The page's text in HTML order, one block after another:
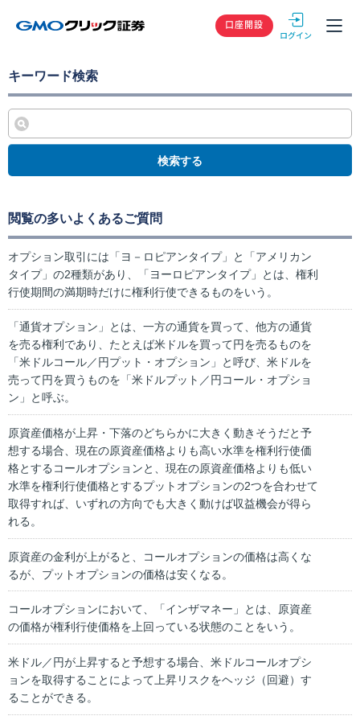
GMOクリック
口座開設
キーワード検索
検索する
閲覧の多いよくあるご質問
オプション取引には「ヨ－ロピアンタイプ」と「アメリカン
タイプ」の2種類があり、「ヨーロピアンタイプ」とは、権利
行使期間の満期時だけに権利行使できるものをいう。
「通貨オプション」とは、一方の通貨を買って、他方の通貨
を売る権利であり、たとえば米ドルを買って円を売るものを
「米ドルコール／円プット・オプション」と呼び、米ドルを
売って円を買うものを「米ドルプット／円コール・オプショ
ン」と呼ぶ。
原資産価格が上昇・下落のどちらかに大きく動きそうだと予
想する場合、現在の原資産価格よりも高い水準を権利行使価
格とするコールオプションと、現在の原資産価格よりも低い
水準を権利行使価格とするプットオプションの2つを合わせて
取得すれば、いずれの方向でも大きく動けば収益機会が得ら
れる。
原資産の金利が上がると、コールオプションの価格は高くな
るが、プットオプションの価格は安くなる。
コールオプションにおいて、「インザマネー」とは、原資産
の価格が権利行使価格を上回っている状態のことをいう。
米ドル／円が上昇すると予想する場合、米ドルコールオプシ
ョンを取得することによって上昇リスクをヘッジ（回避）す
ることができる。